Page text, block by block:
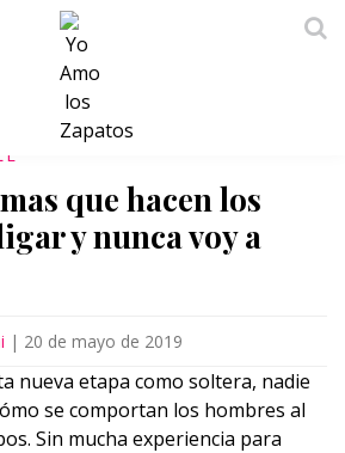
que hacen los
y nunca voy a
| 20 de mayo de 2019
nueva etapa como soltera, nadie
se comportan los hombres al
Sin mucha experiencia para